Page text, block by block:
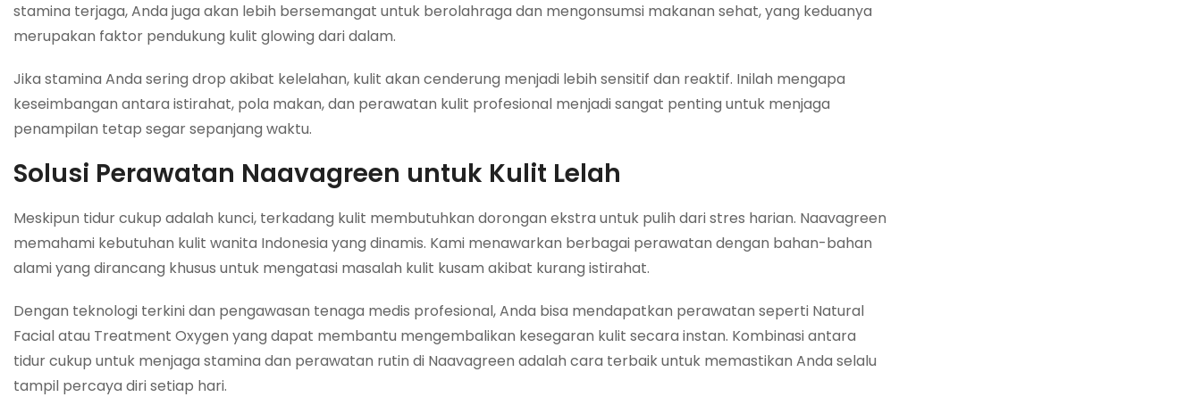
stamina terjaga, Anda juga akan lebih bersemangat untuk berolahraga dan mengonsumsi makanan sehat, yang keduanya
merupakan faktor pendukung kulit glowing dari dalam.
Jika stamina Anda sering drop akibat kelelahan, kulit akan cenderung menjadi lebih sensitif dan reaktif. Inilah mengapa
keseimbangan antara istirahat, pola makan, dan perawatan kulit profesional menjadi sangat penting untuk menjaga
penampilan tetap segar sepanjang waktu.
Solusi Perawatan Naavagreen untuk Kulit Lelah
Meskipun tidur cukup adalah kunci, terkadang kulit membutuhkan dorongan ekstra untuk pulih dari stres harian. Naavagreen
memahami kebutuhan kulit wanita Indonesia yang dinamis. Kami menawarkan berbagai perawatan dengan bahan-bahan
alami yang dirancang khusus untuk mengatasi masalah kulit kusam akibat kurang istirahat.
Dengan teknologi terkini dan pengawasan tenaga medis profesional, Anda bisa mendapatkan perawatan seperti Natural
Facial atau Treatment Oxygen yang dapat membantu mengembalikan kesegaran kulit secara instan. Kombinasi antara
tidur cukup untuk menjaga stamina dan perawatan rutin di Naavagreen adalah cara terbaik untuk memastikan Anda selalu
tampil percaya diri setiap hari.